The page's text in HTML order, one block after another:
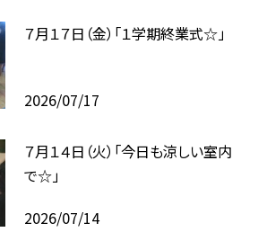
７月１７日（金）「１学期終業式☆」
2026/07/17
７月１４日（火）「今日も涼しい室内
で☆」
2026/07/14